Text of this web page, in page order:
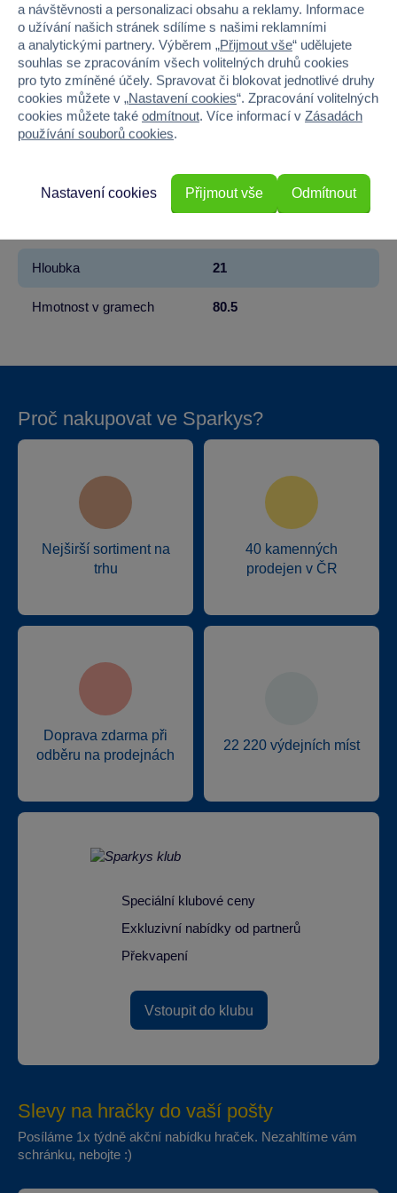
Značka Sparkys
Věk od 3
Pohlaví HOLKA, KLUK
Šířka 12
Hloubka 21
Hmotnost v gramech 80.5
Proč nakupovat ve Sparkys?
Nejširší sortiment na
trhu
40 kamenných
prodejen v ČR
Doprava zdarma při
odběru na prodejnách
22 220 výdejních míst
Speciální klubové ceny
Exkluzivní nabídky od partnerů
Překvapení
Vstoupit do klubu
Slevy na hračky do vaší pošty
Posíláme 1x týdně akční nabídku hraček. Nezahltíme vám
schránku, nebojte :)
a návštěvnosti a personalizaci obsahu a reklamy. Informace
o užívání našich stránek sdílíme s našimi reklamními
a analytickými partnery. Výběrem „Přijmout vše“ udělujete
souhlas se zpracováním všech volitelných druhů cookies
pro tyto zmíněné účely. Spravovat či blokovat jednotlivé druhy
cookies můžete v „Nastavení cookies“. Zpracování volitelných
cookies můžete také odmítnout. Více informací v Zásadách
používání souborů cookies.
Odmítnout
Nastavení cookies Přijmout vše